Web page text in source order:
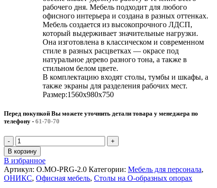
рабочего дня. Мебель подходит для любого
офисного интерьера и создана в разных оттенках.
Мебель создается из высокопрочного ЛДСП,
который выдерживает значительные нагрузки.
Она изготовлена в классическом и современном
стиле в разных расцветках — окрасе под
натуральное дерево разного тона, а также в
стильном белом цвете.
В комплектацию входят столы, тумбы и шкафы, а
также экраны для разделения рабочих мест.
Размер:1560х980х750
Перед покупкой Вы можете уточнить детали товара у менеджера по
телефону - 61-70-70
В корзину
В избранное
Артикул: O.MO-PRG-2.0 Категории: Мебель для персонала,
ОНИКС, Офисная мебель, Столы на О-образных опорах